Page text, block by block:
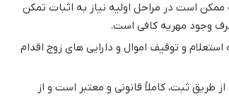
ممکن است در مراحل اولیه نیاز به اثبات تمکن
وجود مهریه کافی است.
و توقیف اموال و دارایی های زوج اقدام
ثبت، کاملاً قانونی و معتبر است و از